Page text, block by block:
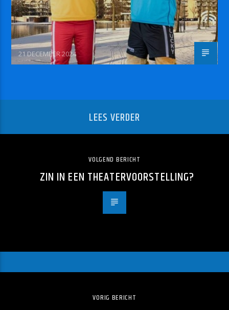
21 DECEMBER 2024
LEES VERDER
VOLGEND BERICHT
ZIN IN EEN THEATERVOORSTELLING?
VORIG BERICHT